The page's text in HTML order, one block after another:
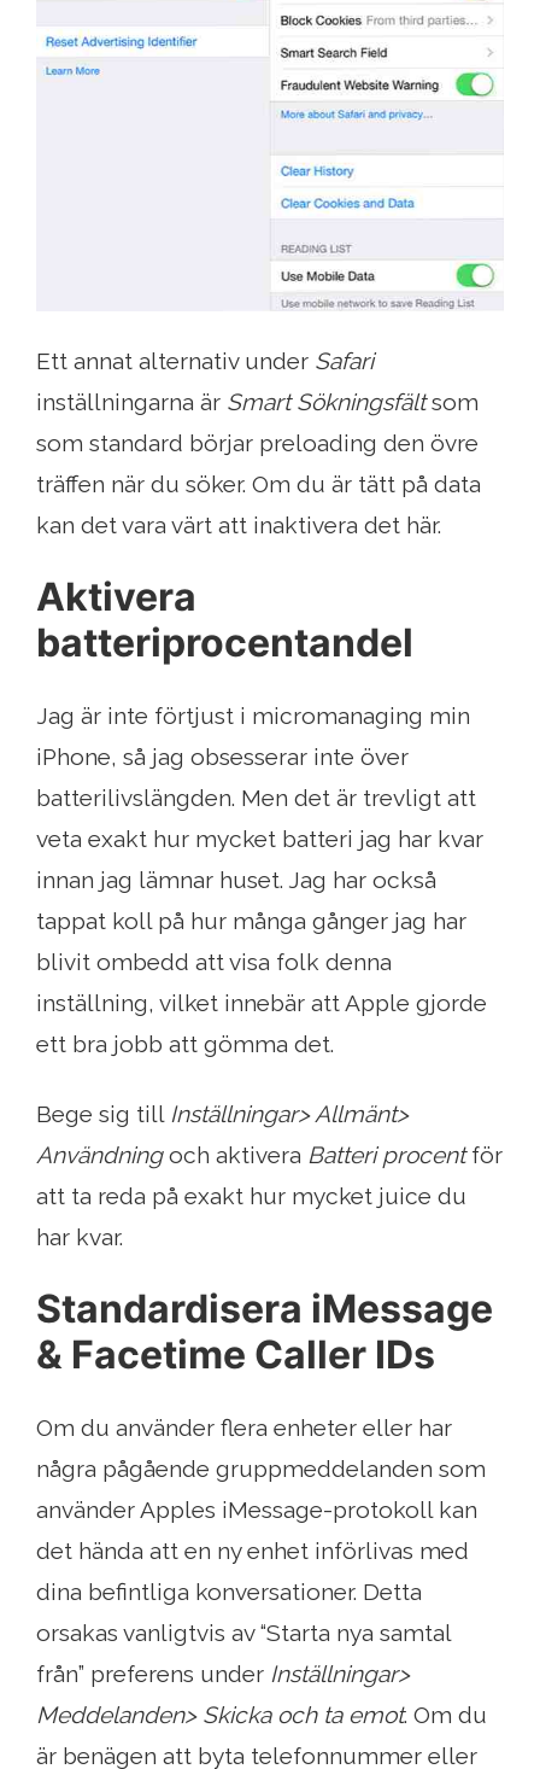
Ett annat alternativ under Safari
inställningarna är Smart Sökningsfältsom
som standard börjar preloading den övre
träffen när du söker. Om du är tätt på data
kan det vara värt att inaktivera det här.
Aktivera
batteriprocentandel
Jag är inte förtjust i micromanaging min
iPhone, så jag obsesserar inte över
batterilivslängden. Men det är trevligt att
veta exakt hur mycket batteri jag har kvar
innan jag lämnar huset. Jag har också
tappat koll på hur många gånger jag har
blivit ombedd att visa folk denna
inställning, vilket innebär att Apple gjorde
ett bra jobb att gömma det.
Bege sig till Inställningar> Allmänt>
Användningoch aktivera Batteri procentför
att ta reda på exakt hur mycket juice du
har kvar.
Standardisera iMessage
& Facetime Caller IDs
Om du använder flera enheter eller har
några pågående gruppmeddelanden som
använder Apples iMessage-protokoll kan
det hända att en ny enhet införlivas med
dina befintliga konversationer. Detta
orsakas vanligtvis av “Starta nya samtal
från” preferens under Inställningar>
Meddelanden> Skicka och ta emot. Om du
är benägen att byta telefonnummer eller